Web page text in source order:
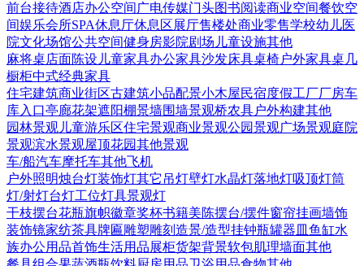
前台接待酒店办公空间 广电传媒门头图书阅读商业空间餐饮空
间娱乐会所SPA休息厅休息区展厅售楼处商业零售学校幼儿医
院文化场馆公共空间健身房影院剧场 儿童设施其他
麻将桌店面陈设 儿童家具办公家具沙发床具桌椅户外家具桌几
橱柜中式经典家具
住宅建筑商业街区古建筑小品配景小木屋民宿度假工厂厂房车
库入口亭廊花架遮阳棚景墙围墙景观桥农具户外构建其他
园林景观 儿童游乐区住宅景观商业景观公园景观广场景观庭院
景观滨水景观屋顶花园其他景观
车/船汽车摩托车其他飞机
户外照明烛台灯装饰灯其它 吊灯壁灯水晶灯落地灯吸顶灯筒
灯/射灯台灯工位灯具景观灯
干枝摆台花瓶旗帜徽章奖杯书籍美陈摆台/摆件窗帘挂画墙饰
装饰镜家纺茶具牌匾雕塑雕刻 造景/造型挂钟瓶罐器皿 鱼缸水
族办公用品首饰生活用品展柜货架背景软包肌理墙面其他